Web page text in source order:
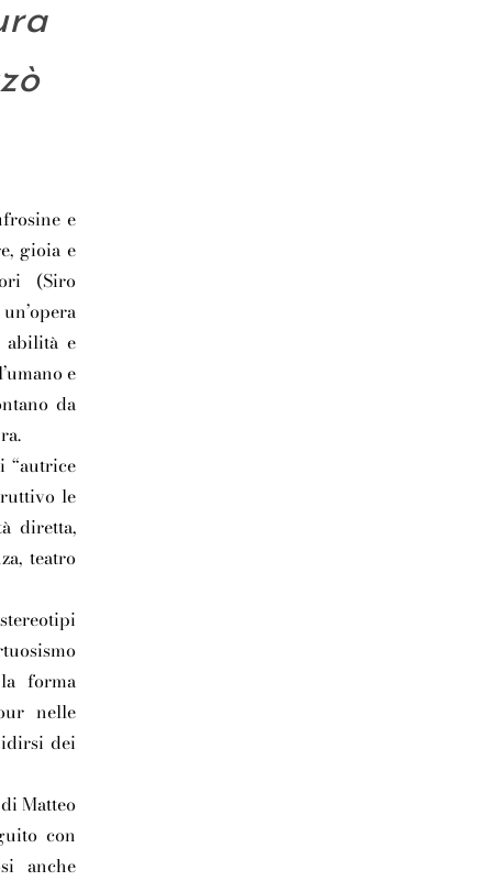
e
gioia e
(Siro
abilità e
e
da
“autrice
le
diretta,
teatro
forma
nelle
dei
Matteo
con
anche